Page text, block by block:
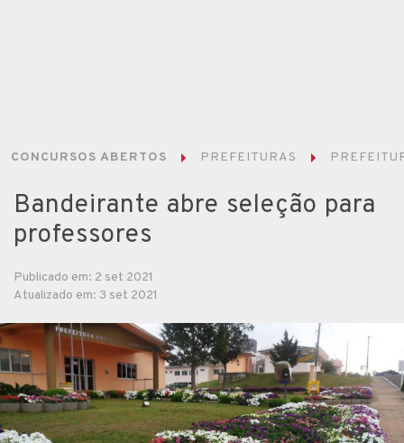
CONCURSOS ABERTOS PREFEITURAS
Bandeirante abre seleção para
professores
Publicado em: 2 set 2021
Atualizado em: 3 set 2021